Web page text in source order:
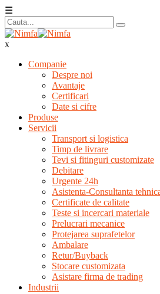
☰
x
Companie
Despre noi
Avantaje
Certificari
Date si cifre
Produse
Servicii
Transport si logistica
Timp de livrare
Tevi si fitinguri customizate
Debitare
Urgente 24h
Asistenta-Consultanta
Certificate de calitate
Teste si incercari materiale
Prelucrari mecanice
Protejarea suprafetelor
Ambalare
Retur/Buyback
Stocare customizata
Asistare firma de trading
Industrii